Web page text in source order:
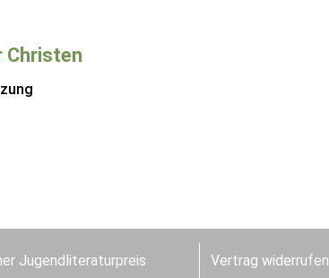
Christen
Jugendliteraturpreis Vertrag widerrufen